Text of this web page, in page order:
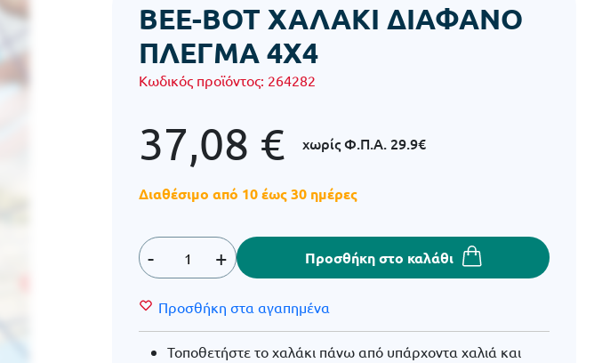
BEE-BOT ΧΑΛΑΚΙ ΔΙΑΦΑΝΟ
ΠΛΕΓΜΑ 4Χ4
Κωδικός προϊόντος: 264282
37,08 € χωρίς Φ.Π.Α. 29.9€
Διαθέσιμο από 10 έως 30 ημέρες
- + Προσθήκη στο καλάθι
Προσθήκη στα αγαπημένα
Τοποθετήστε το χαλάκι πάνω από υπάρχοντα χαλιά και